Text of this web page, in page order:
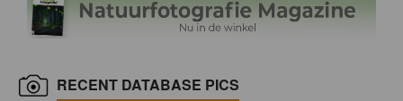
RECENT DATABASE PICS